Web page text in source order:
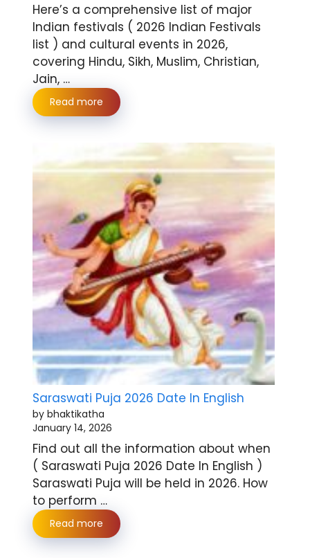
Here’s a comprehensive list of major
Indian festivals ( 2026 Indian Festivals
list ) and cultural events in 2026,
covering Hindu, Sikh, Muslim, Christian,
Jain, …
Read more
Saraswati Puja 2026 Date In English
by bhaktikatha
January 14, 2026
Find out all the information about when
( Saraswati Puja 2026 Date In English )
Saraswati Puja will be held in 2026. How
to perform …
Read more